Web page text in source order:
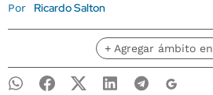
Por Ricardo Salton
+ Agregar ámbito en